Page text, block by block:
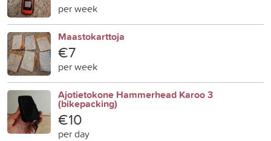
per week
Maastokarttoja
€7
per week
Ajotietokone Hammerhead Karoo 3
(bikepacking)
€10
per day